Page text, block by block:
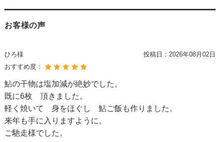
お客様の声
ひろ様 投稿日： 2026年08月02日
おすすめ度：
鮎の干物は塩加減が絶妙でした。
既に6枚 頂きました。
軽く焼いて 身をほぐし 鮎ご飯も作りました。
来年も手に入りますように。
ご馳走様でした。